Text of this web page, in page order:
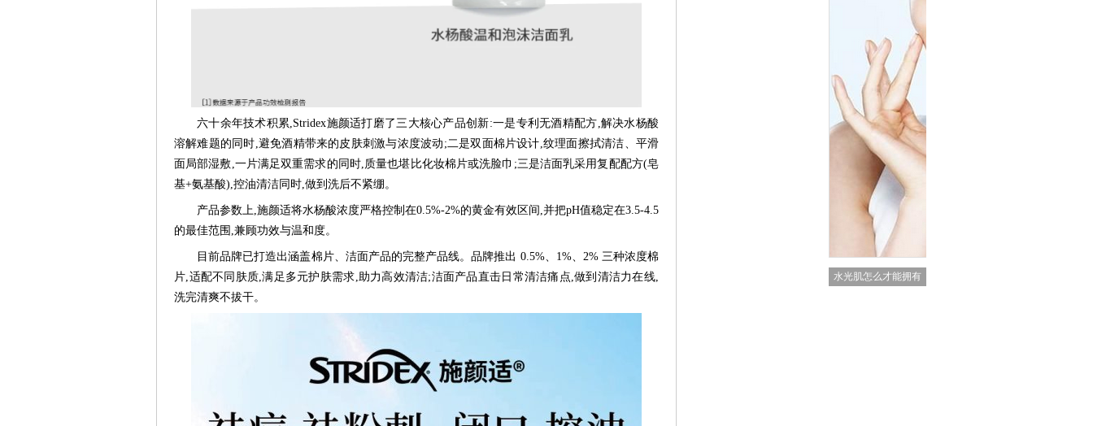
六十余年技术积累,Stridex施颜适打磨了三大核心产品创新:一是专利无酒精配方,解决水杨酸
溶解难题的同时,避免酒精带来的皮肤刺激与浓度波动;二是双面棉片设计,纹理面擦拭清洁、平滑
面局部湿敷,一片满足双重需求的同时,质量也堪比化妆棉片或洗脸巾;三是洁面乳采用复配配方(皂
基+氨基酸),控油清洁同时,做到洗后不紧绷。
产品参数上,施颜适将水杨酸浓度严格控制在0.5%-2%的黄金有效区间,并把pH值稳定在3.5-4.5
的最佳范围,兼顾功效与温和度。
目前品牌已打造出涵盖棉片、洁面产品的完整产品线。品牌推出 0.5%、1%、2% 三种浓度棉
片,适配不同肤质,满足多元护肤需求,助力高效清洁;洁面产品直击日常清洁痛点,做到清洁力在线,
洗完清爽不拔干。
水光肌怎么才能拥有